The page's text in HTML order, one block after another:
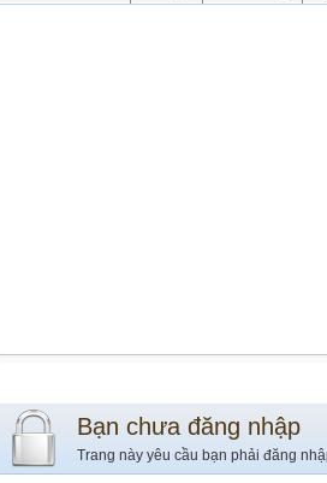
Bạn chưa đăng nhập
Trang này yêu cầu bạn phải đăng